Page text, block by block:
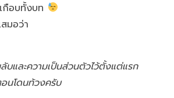
กือบทั้งบท
มอว่า
บและความเป็นส่วนตัวไว้ตั้งแต่แรก
นโดนท้วงครับ